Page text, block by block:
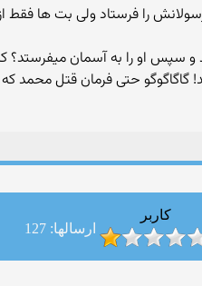
و سپس او را به آسمان میفرستد؟
گاگاگوگو حتی فرمان قتل
کاربر
ارسالها: 127